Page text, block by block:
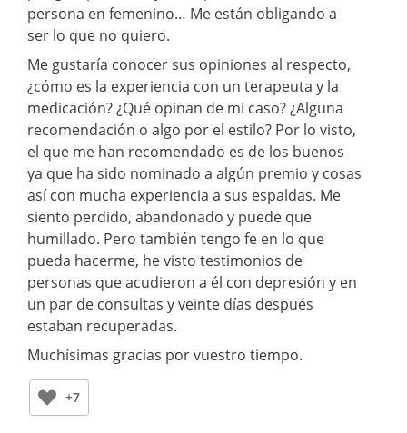
persona en femenino… Me están obligando a
ser lo que no quiero.
Me gustaría conocer sus opiniones al respecto,
¿cómo es la experiencia con un terapeuta y la
medicación? ¿Qué opinan de mi caso? ¿Alguna
recomendación o algo por el estilo? Por lo visto,
el que me han recomendado es de los buenos
ya que ha sido nominado a algún premio y cosas
así con mucha experiencia a sus espaldas. Me
siento perdido, abandonado y puede que
humillado. Pero también tengo fe en lo que
pueda hacerme, he visto testimonios de
personas que acudieron a él con depresión y en
un par de consultas y veinte días después
estaban recuperadas.
Muchísimas gracias por vuestro tiempo.
+7